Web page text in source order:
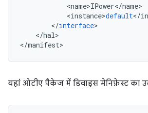
<name>IPower</name>
<instance>default</
</interface>
</hal>
</manifest>
यहां ओटीए पैकेज में डिवाइस मेनिफ़ेस्ट का